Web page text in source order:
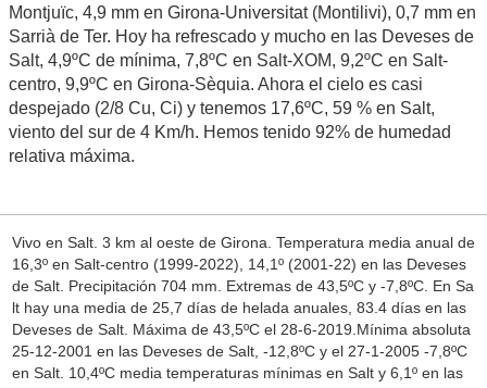
Montjuïc, 4,9 mm en Girona-Universitat (Montilivi), 0,7 mm en
Sarrià de Ter. Hoy ha refrescado y mucho en las Deveses de
Salt, 4,9ºC de mínima, 7,8ºC en Salt-XOM, 9,2ºC en Salt-
centro, 9,9ºC en Girona-Sèquia. Ahora el cielo es casi
despejado (2/8 Cu, Ci) y tenemos 17,6ºC, 59 % en Salt,
viento del sur de 4 Km/h. Hemos tenido 92% de humedad
relativa máxima.
Vivo en Salt. 3 km al oeste de Girona. Temperatura media anual de
16,3º en Salt-centro (1999-2022), 14,1º (2001-22) en las Deveses
de Salt. Precipitación 704 mm. Extremas de 43,5ºC y -7,8ºC. En Sa
lt hay una media de 25,7 días de helada anuales, 83.4 días en las
Deveses de Salt. Máxima de 43,5ºC el 28-6-2019.Mínima absoluta
25-12-2001 en las Deveses de Salt, -12,8ºC y el 27-1-2005 -7,8ºC
en Salt. 10,4ºC media temperaturas mínimas en Salt y 6,1º en las